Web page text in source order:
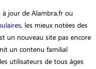
jour de Alambra.fr ou
, les mieux notées des
un nouveau site pas encore
un contenu familial
utilisateurs de tous âges